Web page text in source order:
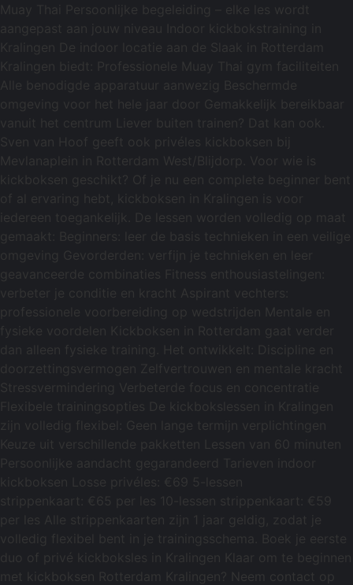
Muay Thai Persoonlijke begeleiding – elke les wordt
aangepast aan jouw niveau Indoor kickbokstraining in
Kralingen De indoor locatie aan de Slaak in Rotterdam
Kralingen biedt: Professionele Muay Thai gym faciliteiten
Alle benodigde apparatuur aanwezig Beschermde
omgeving voor het hele jaar door Gemakkelijk bereikbaar
vanuit het centrum Liever buiten trainen? Dat kan ook.
Sven van Hoof geeft ook privéles kickboksen bij
Mevlanaplein in Rotterdam West/Blijdorp. Voor wie is
kickboksen geschikt? Of je nu een complete beginner bent
of al ervaring hebt, kickboksen in Kralingen is voor
iedereen toegankelijk. De lessen worden volledig op maat
gemaakt: Beginners: leer de basis technieken in een veilige
omgeving Gevorderden: verfijn je technieken en leer
geavanceerde combinaties Fitness enthousiastelingen:
verbeter je conditie en kracht Aspirant vechters:
professionele voorbereiding op wedstrijden Mentale en
fysieke voordelen Kickboksen in Rotterdam gaat verder
dan alleen fysieke training. Het ontwikkelt: Discipline en
doorzettingsvermogen Zelfvertrouwen en mentale kracht
Stressvermindering Verbeterde focus en concentratie
Flexibele trainingsopties De kickbokslessen in Kralingen
zijn volledig flexibel: Geen lange termijn verplichtingen
Keuze uit verschillende pakketten Lessen van 60 minuten
Persoonlijke aandacht gegarandeerd Tarieven indoor
kickboksen Losse privéles: €69 5-lessen
strippenkaart: €65 per les 10-lessen strippenkaart: €59
per les Alle strippenkaarten zijn 1 jaar geldig, zodat je
volledig flexibel bent in je trainingsschema. Boek je eerste
duo of privé kickboksles in Kralingen Klaar om te beginnen
met kickboksen Rotterdam Kralingen? Neem contact op